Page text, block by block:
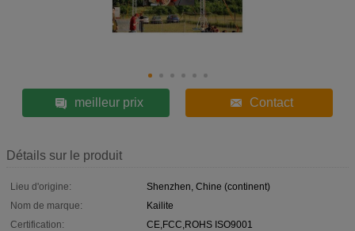
meilleur prix Contact
Détails sur le produit
Lieu d'origine:
Shenzhen, Chine (continent)
Nom de marque:
Kailite
Certification:
CE,FCC,ROHS ISO9001